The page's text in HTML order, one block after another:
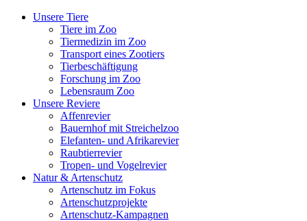
Unsere Tiere
Tiere im Zoo
Tiermedizin im Zoo
Transport eines Zootiers
Tierbeschäftigung
Forschung im Zoo
Lebensraum Zoo
Unsere Reviere
Affenrevier
Bauernhof mit Streichelzoo
Elefanten- und Afrikarevier
Raubtierrevier
Tropen- und Vogelrevier
Natur & Artenschutz
Artenschutz im Fokus
Artenschutzprojekte
Artenschutz-Kampagnen